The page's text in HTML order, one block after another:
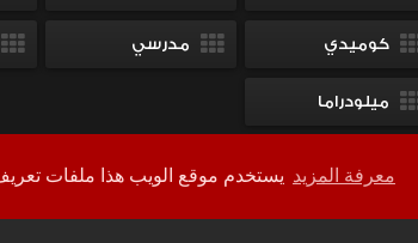
معرفة المزيد
كوميدي مدرسي
ميلودراما